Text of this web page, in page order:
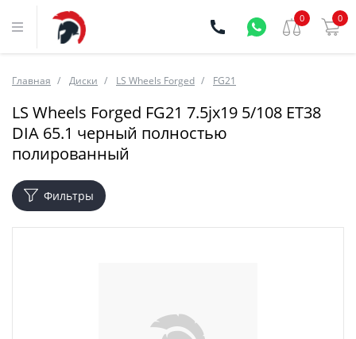
0 0
Главная Диски LS Wheels Forged FG21
LS Wheels Forged FG21 7.5jx19 5/108 ET38
DIA 65.1 черный полностью
полированный
Фильтры